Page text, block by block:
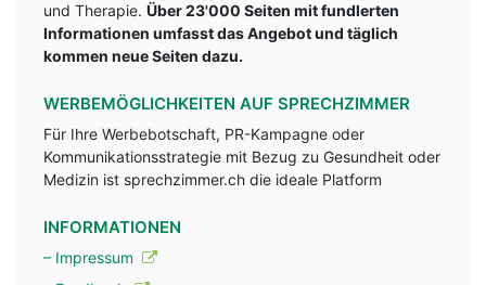
und Therapie. Über 23'000 Seiten mit fundlerten
Informationen umfasst das Angebot und täglich
kommen neue Seiten dazu.
WERBEMÖGLICHKEITEN AUF SPRECHZIMMER
Für Ihre Werbebotschaft, PR-Kampagne oder
Kommunikationsstrategie mit Bezug zu Gesundheit oder
Medizin ist sprechzimmer.ch die ideale Platform
INFORMATIONEN
– Impressum